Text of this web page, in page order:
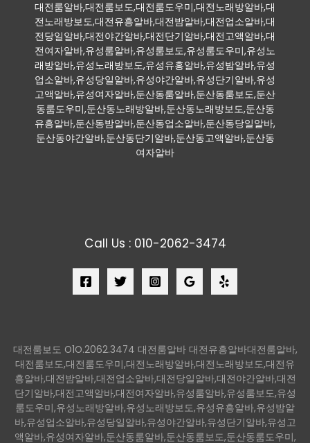
대전룸알바,대전룸보도,대전룸도우미,대전노래방알바,대
전노래방보도,대전유흥알바,대전밤알바,대전업소알바,대
전당일알바,대전야간알바,대전단기알바,대전고액알바,대
전여자알바,유성룸알바,유성룸보도,유성룸도우미,유성노
래방알바,유성노래방보도,유성유흥알바,유성밤알바,유성
업소알바,유성당일알바,유성야간알바,유성단기알바,유성
고액알바,유성여자알바,둔산동룸알바,둔산동룸보도,둔산
동룸도우미,둔산동노래방알바,둔산동노래방보도,둔산동
유흥알바,둔산동밤알바,둔산동업소알바,둔산동당일알바,
둔산동야간알바,둔산동단기알바,둔산동고액알바,둔산동
여자알바
Call Us : 010-2062-3474
대전룸보도 O1O.2062.3474 대전룸알바 대전유흥알바대전룸알바,
대전룸보도,대전룸도우미,대전노래방알바,대전노래방보도,대전유
흥알바,대전밤알바,대전업소알바,대전당일알바,대전야간알바,대전
단기알바,대전고액알바,대전여자알바,유성룸알바,유성룸보도,유성
룸도우미,유성노래방알바,유성노래방보도,유성유흥알바,유성밤알
바,유성업소알바,유성당일알바,유성야간알바,유성단기알바,유성고
액알바,유성여자알바,둔산동룸알바,둔산동룸보도,둔산동룸도우미,